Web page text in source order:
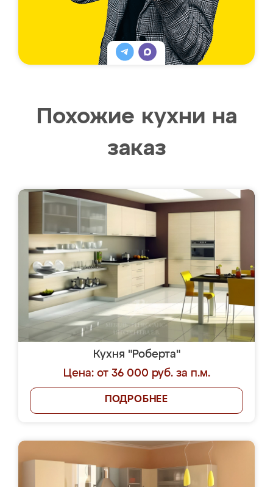
Похожие кухни на
заказ
Кухня "Роберта"
Цена: от 36 000 руб. за п.м.
ПОДРОБНЕЕ